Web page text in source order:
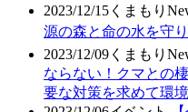
2023/12/15 くまもり
源の森と命の水を守り
2023/12/09 くまもり
ならない！クマとの
要な対策を求めて環